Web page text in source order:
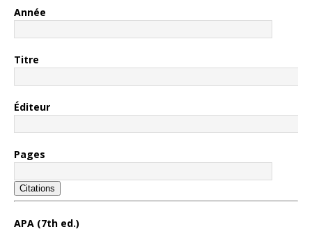
Année
Titre
Éditeur
Pages
Citations
APA (7th ed.)